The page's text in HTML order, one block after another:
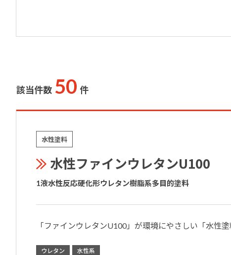
該当件数 50 件
水性塗料
水性ファインウレタンU100
1液水性反応硬化形ウレタン樹脂系多目的塗料
「ファインウレタンU100」が環境にやさしい「水性塗
ウレタン 水性系